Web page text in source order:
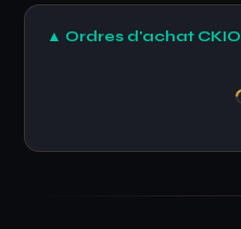
▲ Ordres d'achat CKIO